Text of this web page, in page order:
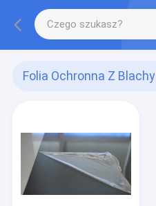
Folia Ochronna Z Blachy